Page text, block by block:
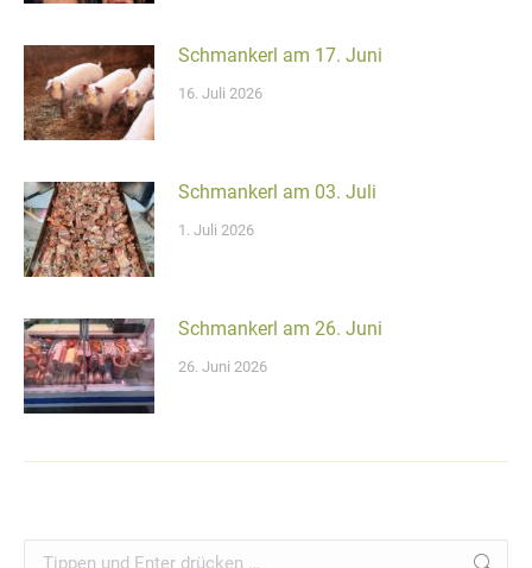
Schmankerl am 17. Juni
16. Juli 2026
Schmankerl am 03. Juli
1. Juli 2026
Schmankerl am 26. Juni
26. Juni 2026